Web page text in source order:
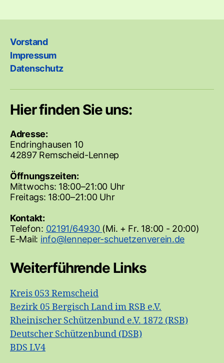
Vorstand
Impressum
Datenschutz
Hier finden Sie uns:
Adresse:
Endringhausen 10
42897 Remscheid-Lennep
Öffnungszeiten:
Mittwochs: 18:00–21:00 Uhr
Freitags: 18:00–21:00 Uhr
Kontakt:
Telefon: 02191/64930 (Mi. + Fr. 18:00 - 20:00)
E-Mail:
Weiterführende Links
Kreis 053 Remscheid
Bezirk 05 Bergisch Land im RSB e.V.
Rheinischer Schützenbund e.V. 1872 (RSB)
Deutscher Schützenbund (DSB)
BDS LV4